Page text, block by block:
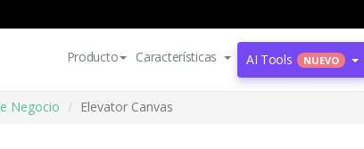
Producto Características AI Tools NUEVO
Negocio Elevator Canvas